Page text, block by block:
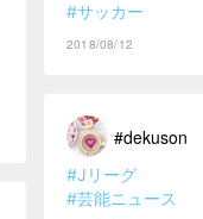
#サッカー
2018/08/12
#dekuson
#Jリーグ
#芸能ニュース